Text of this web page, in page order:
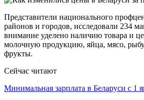
Представители национального
районов и городов, исследовали 234
внимание уделено наличию товара и
молочную продукцию, яйца, мясо,
фрукты.
Сейчас читают
Минимальная зарплата в Беларуси с 1